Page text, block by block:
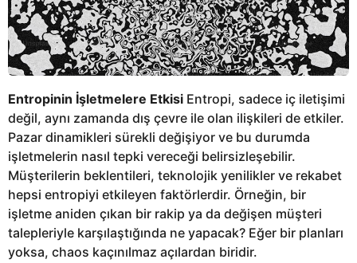
Entropinin İşletmelere Etkisi Entropi, sadece iç iletişimi
değil, aynı zamanda dış çevre ile olan ilişkileri de etkiler.
Pazar dinamikleri sürekli değişiyor ve bu durumda
işletmelerin nasıl tepki vereceği belirsizleşebilir.
Müşterilerin beklentileri, teknolojik yenilikler ve rekabet
hepsi entropiyi etkileyen faktörlerdir. Örneğin, bir
işletme aniden çıkan bir rakip ya da değişen müşteri
talepleriyle karşılaştığında ne yapacak? Eğer bir planları
yoksa, chaos kaçınılmaz açılardan biridir.